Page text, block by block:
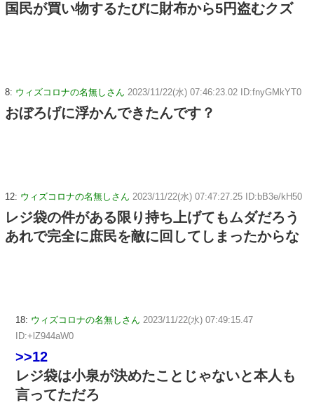
国民が買い物するたびに財布から5円盗むクズ
8: ウィズコロナの名無しさん 2023/11/22(水) 07:46:23.02 ID:fnyGMkYT0
おぼろげに浮かんできたんです？
12: ウィズコロナの名無しさん 2023/11/22(水) 07:47:27.25 ID:bB3e/kH50
レジ袋の件がある限り持ち上げてもムダだろう
あれで完全に庶民を敵に回してしまったからな
18: ウィズコロナの名無しさん 2023/11/22(水) 07:49:15.47
ID:+lZ944aW0
>>12
レジ袋は小泉が決めたことじゃないと本人も
言ってただろ